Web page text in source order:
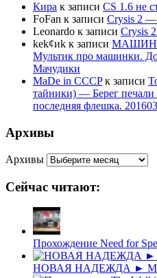
Кира к записи CS 1.6 не
FoFan к записи Crysis 2 —
Leonardo к записи Crysis
kek¢иk к записи
Мультик про машинки.
Мачудики
MaDe in CCCPк записи
тайники) — Берег
последняя флешка.
Архивы
Архивы
Сейчас читают:
Прохождение Need for
НОВАЯ НАДЕЖДА ►